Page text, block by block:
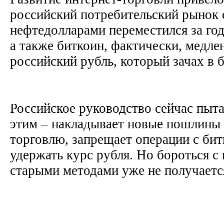
российский потребительский рынок
нефтедолларами переместился за
а также биткоин, фактически,
российский рубль, который зачах в
Российское руководство сейчас
этим – накладывает новые пошлины
торговлю, запрещает операции с
удержать курс рубля. Но бороться с
старыми методами уже не